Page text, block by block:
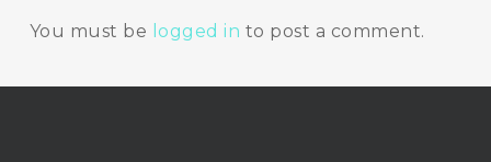
You must be logged in to post a comment.